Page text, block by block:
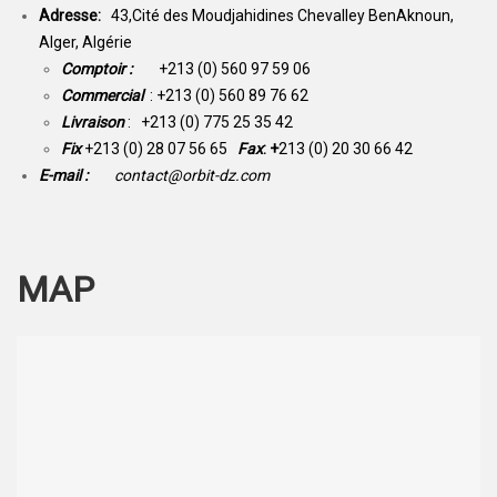
Adresse: 43,Cité des Moudjahidines Chevalley BenAknoun,
Alger, Algérie
Comptoir : +213 (0) 560 97 59 06
Commercial : +213 (0) 560 89 76 62
Livraison: +213 (0) 775 25 35 42
Fix +213 (0) 28 07 56 65 Fax: +213 (0) 20 30 66 42
E-mail :
contact@orbit-dz.com
MAP